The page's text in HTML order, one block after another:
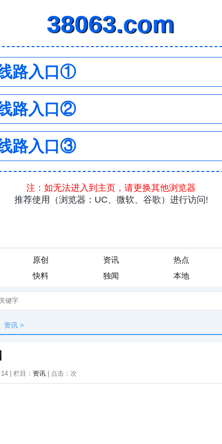
原创 资讯
热点
快料 独闻 本地
资讯 >
| 栏目： 资讯 | 点击： 次